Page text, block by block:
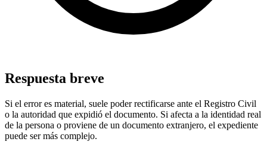
Respuesta breve
Si el error es material, suele poder rectificarse ante el Registro Civil
o la autoridad que expidió el documento. Si afecta a la identidad real
de la persona o proviene de un documento extranjero, el expediente
puede ser más complejo.